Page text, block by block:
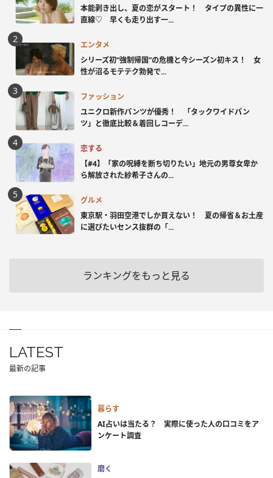
本能剥き出し、夏の恋がスタート！ タイプの異性に一
直線♡ 早くも走り出す一...
エンタメ
シリーズ初“強制帰国”の危機と今シーズン初キス！ 女
性が沼るモテテク勃発で...
ファッション
ユニクロ新作パンツが優秀！ 「タックワイドパン
ツ」と徹底比較＆着回しコーデ...
恋する
【#4】「家の呪縛を断ち切りたい」地元の男尊女卑か
ら解放された紗希子さんの...
グルメ
東京駅・羽田空港でしか買えない！ 夏の帰省＆お土産
に選びたいセンス抜群の「...
ランキングをもっと見る
LATEST
最新の記事
暮らす
AI占いは当たる？ 実際に使った人の口コミをア
ンケート調査
磨く